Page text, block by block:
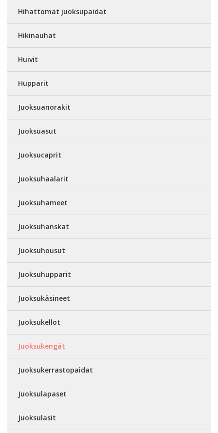
Hihattomat juoksupaidat
Hikinauhat
Huivit
Hupparit
Juoksuanorakit
Juoksuasut
Juoksucaprit
Juoksuhaalarit
Juoksuhameet
Juoksuhanskat
Juoksuhousut
Juoksuhupparit
Juoksukäsineet
Juoksukellot
Juoksukengät
Juoksukerrastopaidat
Juoksulapaset
Juoksulasit